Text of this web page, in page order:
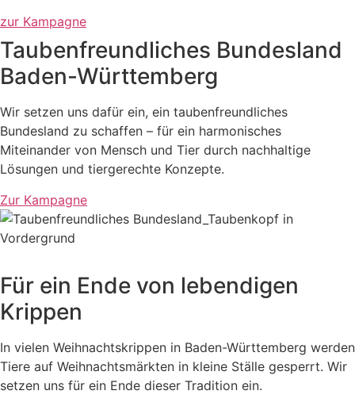
zur Kampagne
Taubenfreundliches Bundesland
Baden-Württemberg
Wir setzen uns dafür ein, ein taubenfreundliches
Bundesland zu schaffen – für ein harmonisches
Miteinander von Mensch und Tier durch nachhaltige
Lösungen und tiergerechte Konzepte.
Zur Kampagne
Für ein Ende von lebendigen
Krippen
In vielen Weihnachtskrippen in Baden-Württemberg werden
Tiere auf Weihnachtsmärkten in kleine Ställe gesperrt. Wir
setzen uns für ein Ende dieser Tradition ein.